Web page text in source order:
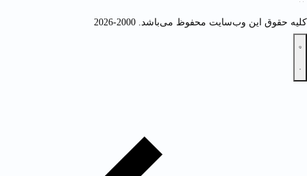
کلیه حقوق این وب‌سایت محفوظ می‌باشد. 2000-2026